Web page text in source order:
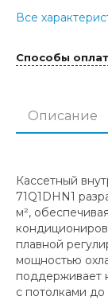
Все
Способы
Описание
Кассетный
71Q1DHN1
м²,
плавной
мощностью
поддерживает
с потолками до